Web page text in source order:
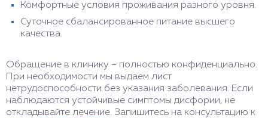
Комфортные условия проживания разного уровня.
Суточное сбалансированное питание высшего
качества.
Обращение в клинику – полностью конфиденциально.
При необходимости мы выдаем лист
нетрудоспособности без указания заболевания. Если
наблюдаются устойчивые симптомы дисфории, не
откладывайте лечение. Запишитесь на консультацию к